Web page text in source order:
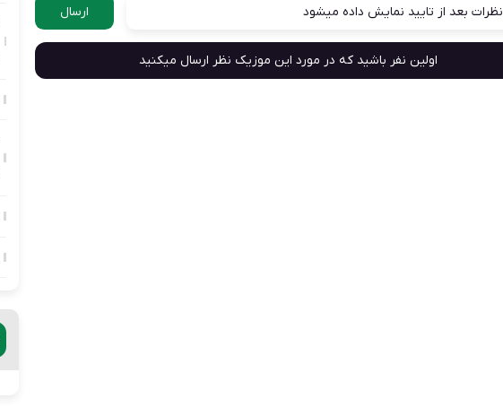
نظرات بعد از تایید نمایش داده میشود ارسال
اولین نفر باشید که در مورد این موزیک نظر ارسال میکنید